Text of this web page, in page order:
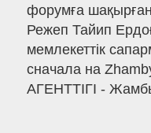
форумға
Режеп Тайип
мемлекеттік
сначала на
АГЕНТТІГІ -